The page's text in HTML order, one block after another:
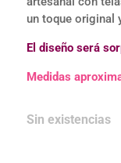
un toque original
El diseño será
Medidas
Sin existencias